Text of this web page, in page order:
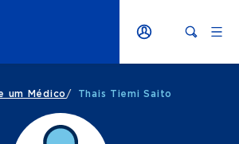
um Médico / Thais Tiemi Saito